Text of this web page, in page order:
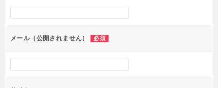
ビ
ー
シ
ョ
メール（公開されません） 必須